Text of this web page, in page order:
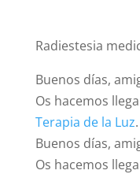
Radiestesia
Buenos días,
Os hacemos
Terapia de la Luz.
Buenos días,
Os hacemos